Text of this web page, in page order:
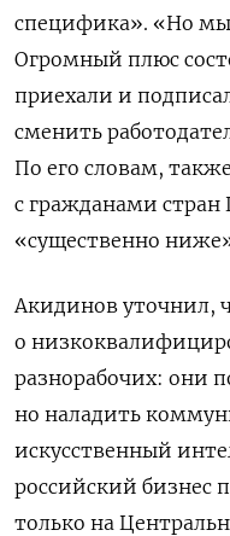
специфика». «Но
Огромный плюс
приехали и
сменить
По его словам,
с гражданами стран
«существенно
Акидинов уточнил,
о
разнорабочих: они
но наладить
искусственный
российский бизнес
только на